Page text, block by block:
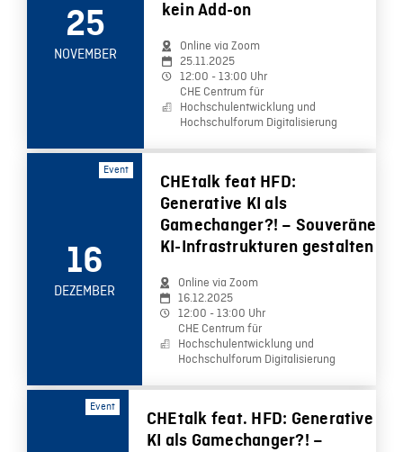
25
NOVEMBER
kein Add-on
Online via Zoom
25.11.2025
12:00 - 13:00 Uhr
CHE Centrum für
Hochschulentwicklung und
Hochschulforum Digitalisierung
Event
16
DEZEMBER
CHEtalk feat HFD:
Generative KI als
Gamechanger?! – Souveräne
KI-Infrastrukturen gestalten
Online via Zoom
16.12.2025
12:00 - 13:00 Uhr
CHE Centrum für
Hochschulentwicklung und
Hochschulforum Digitalisierung
Event
CHEtalk feat. HFD: Generative
KI als Gamechanger?! –